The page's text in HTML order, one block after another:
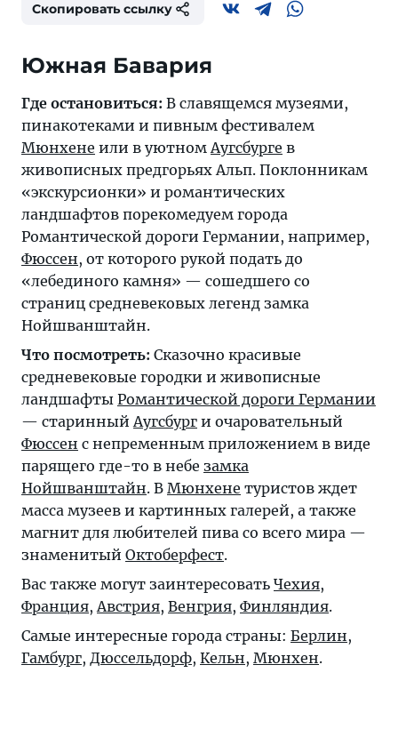
Скопировать ссылку
Южная Бавария
Где остановиться: В славящемся музеями,
пинакотеками и пивным фестивалем
Мюнхене или в уютномАугсбурге в
живописных предгорьях Альп. Поклонникам
«экскурсионки» и романтических
ландшафтов порекомедуем города
Романтической дороги Германии, например,
Фюссен, от которого рукой подать до
«лебединого камня» — сошедшего со
страниц средневековых легенд замка
Нойшванштайн.
Что посмотреть: Сказочно красивые
средневековые городки и живописные
ландшафты Романтической дороги Германии
— старинныйАугсбург и очаровательный
Фюссен с непременным приложением в виде
парящего где-то в небе замка
Нойшванштайн. В Мюнхене туристов ждет
масса музеев и картинных галерей, а также
магнит для любителей пива со всего мира —
знаменитый Октоберфест.
Вас также могут заинтересовать Чехия,
Франция,Австрия, Венгрия, Финляндия.
Самые интересные города страны: Берлин,
Гамбург, Дюссельдорф, Кельн, Мюнхен.